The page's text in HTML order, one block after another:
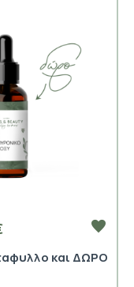
και ΔΩΡΟ